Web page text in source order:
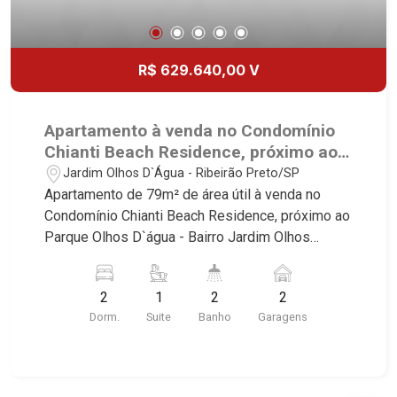
R$ 629.640,00 V
Apartamento à venda no Condomínio
Chianti Beach Residence, próximo ao
Parque Olhos D`água - Ribeirão
Preto/SP.
Jardim Olhos D`Água - Ribeirão Preto/SP
Apartamento de 79m² de área útil à venda no
Condomínio Chianti Beach Residence, próximo ao
Parque Olhos D`água - Bairro Jardim Olhos
características deste imóvel que a Martinelli
Imobiliária selecionou para você: - 79m² de área
útil - 2 dormitórios sendo 1 suíte - Banheiro
2
Dorm.
1
Suite
2
Banho
2
Garagens